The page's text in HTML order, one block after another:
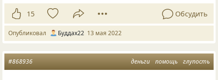
15 Обсудить
Опубликовал Буддах22 13 мая 2022
деньги помощь глупость
#868936